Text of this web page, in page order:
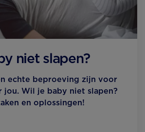
niet slapen?
echte beproeving zijn voor
jou. Wil je baby niet slapen?
en oplossingen!